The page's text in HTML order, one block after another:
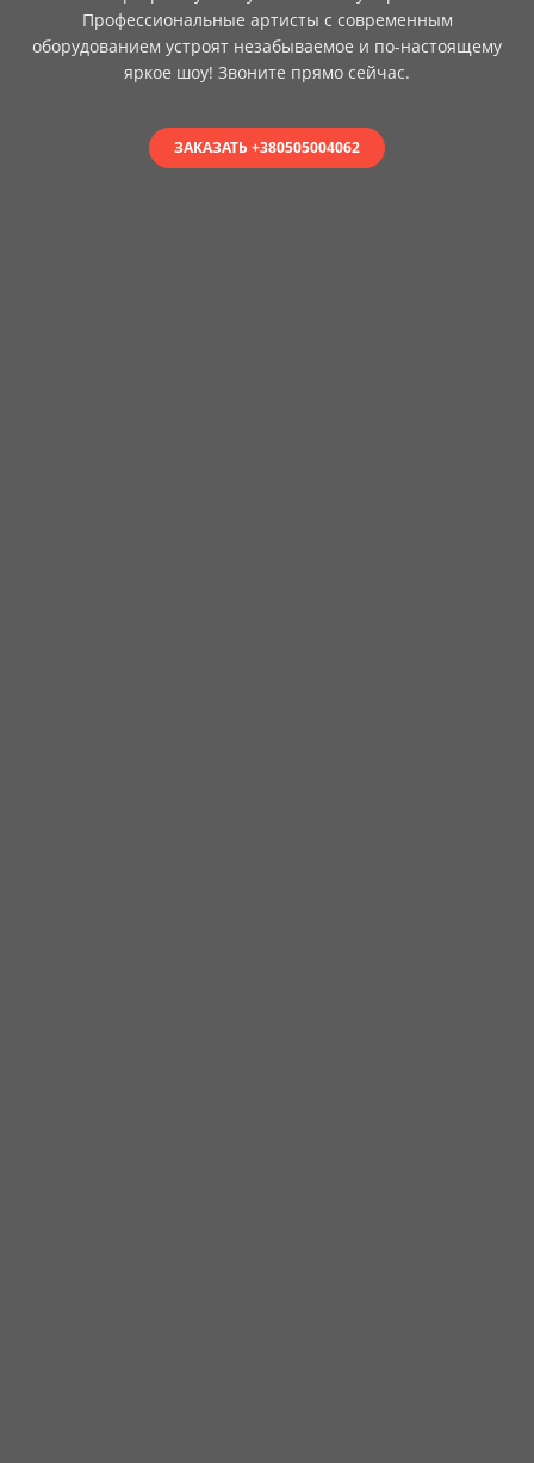
Профессиональные артисты с современным
оборудованием устроят незабываемое и по-настоящему
яркое шоу! Звоните прямо сейчас.
ЗАКАЗАТЬ +380505004062